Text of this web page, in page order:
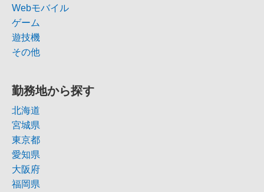
Webモバイル
ゲーム
遊技機
その他
勤務地から探す
北海道
宮城県
東京都
愛知県
大阪府
福岡県